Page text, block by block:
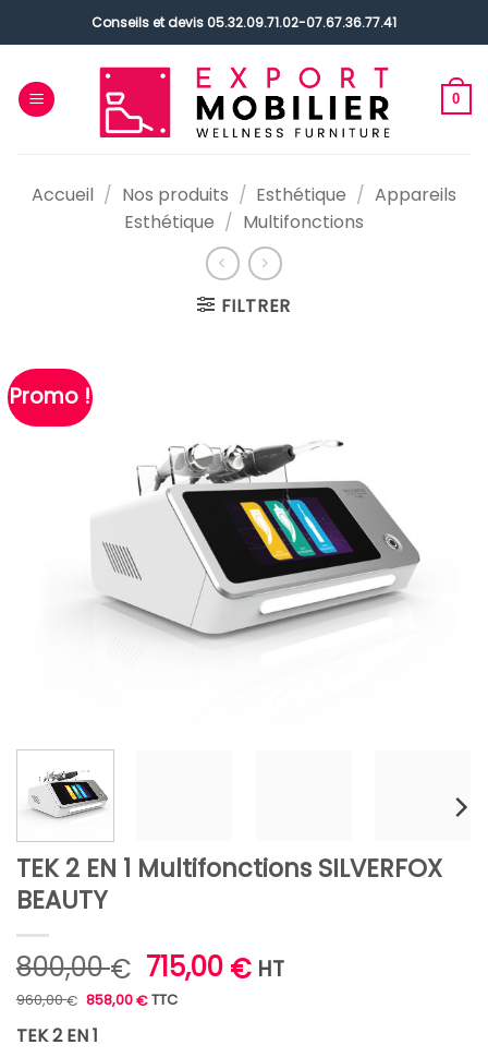
au
Conseils et devis 05.32.09.71.02-07.67.36.77.41
0
Accueil / Nos produits / Esthétique / Appareils
Esthétique / Multifonctions
FILTRER
Promo !
TEK 2 EN 1 Multifonctions SILVERFOX
BEAUTY
800,00€ Le
prix
initial
715,00 €Le
HT
960,00€ prix
était :
960,00 €.
858,00€prix
TTC
TEK 2 EN 1